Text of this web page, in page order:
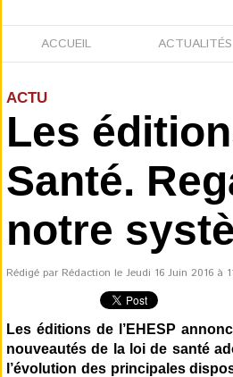
ACCUEIL ACTUALITÉS
ACTU
Les
Santé.
notre
Rédigé par Rédaction le Jeudi 16 Juin 2016 à
Les éditions de l’EHESP
nouveautés de la loi de santé
l’évolution des principales